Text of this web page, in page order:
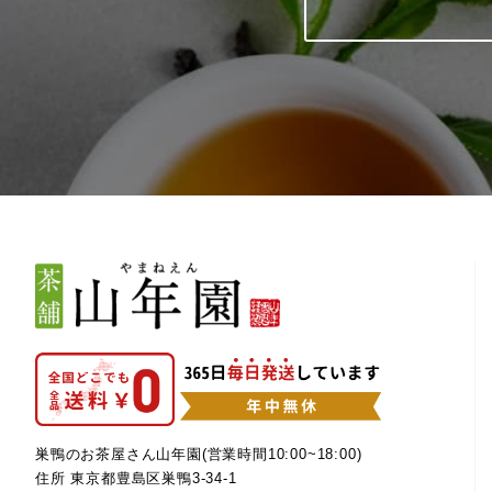
巣鴨のお茶屋さん山年園(営業時間10:00~18:00)
住所 東京都豊島区巣鴨3-34-1